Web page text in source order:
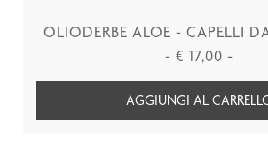
OLIODERBE ALOE - CAPELLI
- € 17,00 -
AGGIUNGI AL